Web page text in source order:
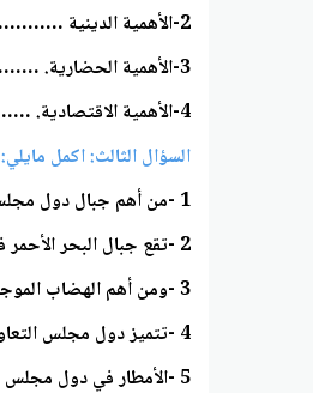
2-الأهمية الدينية ……………………………………………….
3-الأهمية الحضارية. ……………………………………………….
4-الأهمية الاقتصادية. ……………………………………………….
السؤال الثالث: اكمل مايلي:
1 -من أهم جبال دول مجلس التعاون جبل ………………ز.يقع في سلطنة عمان وأهم قممه………………..
2 -تقع جبال البحر الأحمر في دولة …………. وتنقسم الى قسمين جبال……………وجبال……………….
3 -ومن أهم الهضاب الموجودة هضبة ………………و هضبة …………………
4 -تتميز دول مجلس التعاون بارتفاع درجة الحرارة في فصل ………………. وانخفاضها في فصل………………
5 -الأمطار في دول مجلس التعاون…………………وتسقط في فصل ……………..